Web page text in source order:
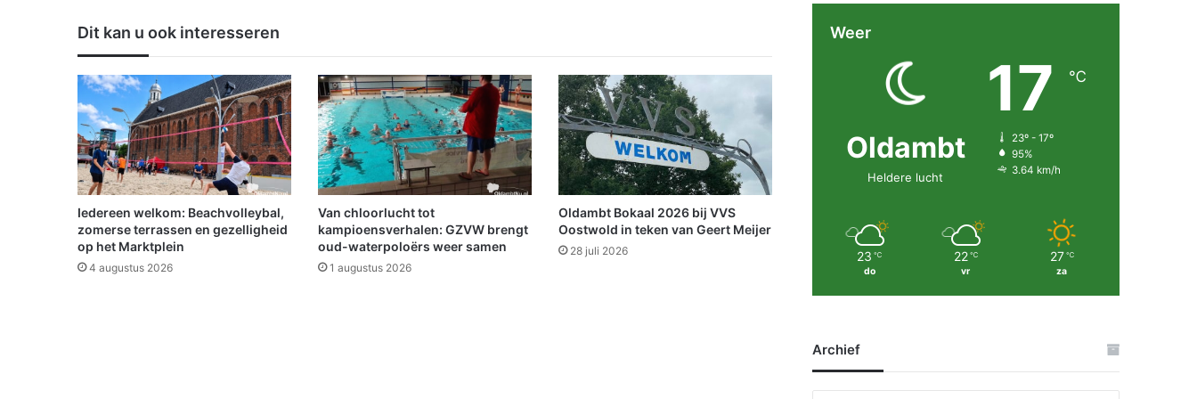
g
r
e
s
p
e
n
d
e
l
a
a
e
e
r
v
a
k
k
e
O
t
Dit kan u ook interesseren
Iedereen welkom: Beachvolleybal,
zomerse terrassen en gezelligheid
op het Marktplein
4 augustus 2026
Van chloorlucht tot
kampioensverhalen: GZVW brengt
oud-waterpoloërs weer samen
1 augustus 2026
Oldambt Bokaal 2026 bij VVS
Oostwold in teken van Geert Meijer
28 juli 2026
Weer
Oldambt
Heldere lucht
17 ℃
23º - 17º
95%
3.64 km/h
23 ℃
do
22 ℃
vr
27 ℃
za
Archief